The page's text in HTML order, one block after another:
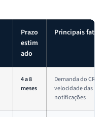
Prazo
estim
ado
Principais
4 a 8
meses
Demanda do CRI,
velocidade das
notificações